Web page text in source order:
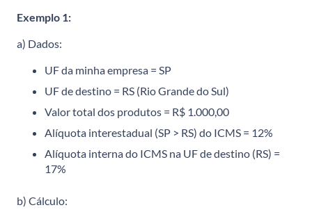
Exemplo 1:
a) Dados:
UF da minha empresa = SP
UF de destino = RS (Rio Grande do Sul)
Valor total dos produtos = R$ 1.000,00
Alíquota interestadual (SP > RS) do ICMS = 12%
Alíquota interna do ICMS na UF de destino (RS) =
17%
b) Cálculo: